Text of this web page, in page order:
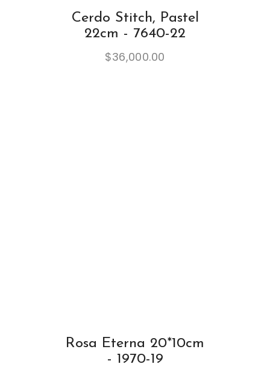
Cerdo Stitch, Pastel
22cm - 7640-22
$36,000.00
Rosa Eterna 20*10cm
- 1970-19